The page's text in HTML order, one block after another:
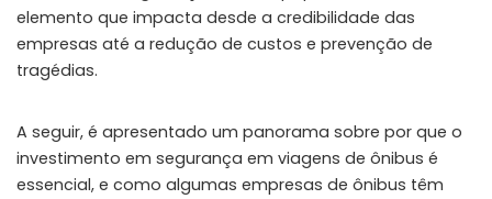
elemento que impacta desde a credibilidade das
empresas até a redução de custos e prevenção de
tragédias.
A seguir, é apresentado um panorama sobre por que o
investimento em segurança em viagens de ônibus é
essencial, e como algumas empresas de ônibus têm